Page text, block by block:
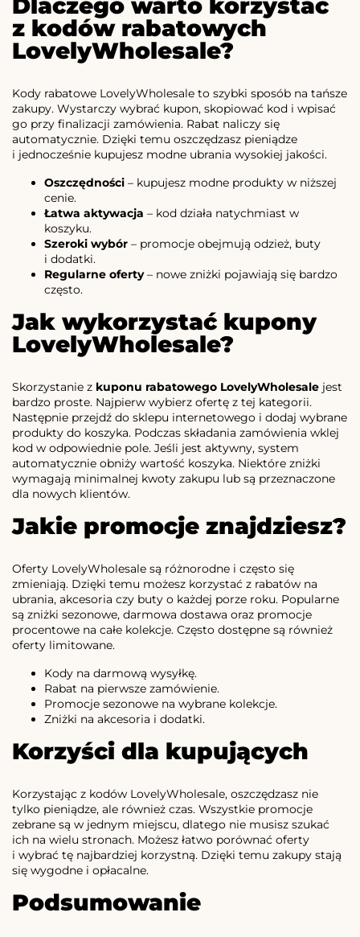
Dlaczego warto korzystać
z kodów rabatowych
LovelyWholesale?
Kody rabatowe LovelyWholesale to szybki sposób na tańsze
zakupy. Wystarczy wybrać kupon, skopiować kod i wpisać
go przy finalizacji zamówienia. Rabat naliczy się
automatycznie. Dzięki temu oszczędzasz pieniądze
i jednocześnie kupujesz modne ubrania wysokiej jakości.
Oszczędności – kupujesz modne produkty w niższej
cenie.
Łatwa aktywacja – kod działa natychmiast w
koszyku.
Szeroki wybór – promocje obejmują odzież, buty
i dodatki.
Regularne oferty– nowe zniżki pojawiają się bardzo
często.
Jak wykorzystać kupony
LovelyWholesale?
Skorzystanie z kuponu rabatowego LovelyWholesale jest
bardzo proste. Najpierw wybierz ofertę z tej kategorii.
Następnie przejdź do sklepu internetowego i dodaj wybrane
produkty do koszyka. Podczas składania zamówienia wklej
kod w odpowiednie pole. Jeśli jest aktywny, system
automatycznie obniży wartość koszyka. Niektóre zniżki
wymagają minimalnej kwoty zakupu lub są przeznaczone
dla nowych klientów.
Jakie promocje znajdziesz?
Oferty LovelyWholesale są różnorodne i często się
zmieniają. Dzięki temu możesz korzystać z rabatów na
ubrania, akcesoria czy buty o każdej porze roku. Popularne
są zniżki sezonowe, darmowa dostawa oraz promocje
procentowe na całe kolekcje. Często dostępne są również
oferty limitowane.
Kody na darmową wysyłkę.
Rabat na pierwsze zamówienie.
Promocje sezonowe na wybrane kolekcje.
Zniżki na akcesoria i dodatki.
Korzyści dla kupujących
Korzystając z kodów LovelyWholesale, oszczędzasz nie
tylko pieniądze, ale również czas. Wszystkie promocje
zebrane są w jednym miejscu, dlatego nie musisz szukać
ich na wielu stronach. Możesz łatwo porównać oferty
i wybrać tę najbardziej korzystną. Dzięki temu zakupy stają
się wygodne i opłacalne.
Podsumowanie